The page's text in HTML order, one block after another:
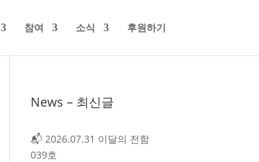
참여 소식 후원하기
News – 최신글
📬 2026.07.31 이달의 전함
039호